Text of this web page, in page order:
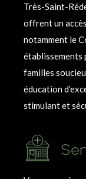
Très-Saint-
offrent un
notamment le
établissements
familles
éducation
stimulant et